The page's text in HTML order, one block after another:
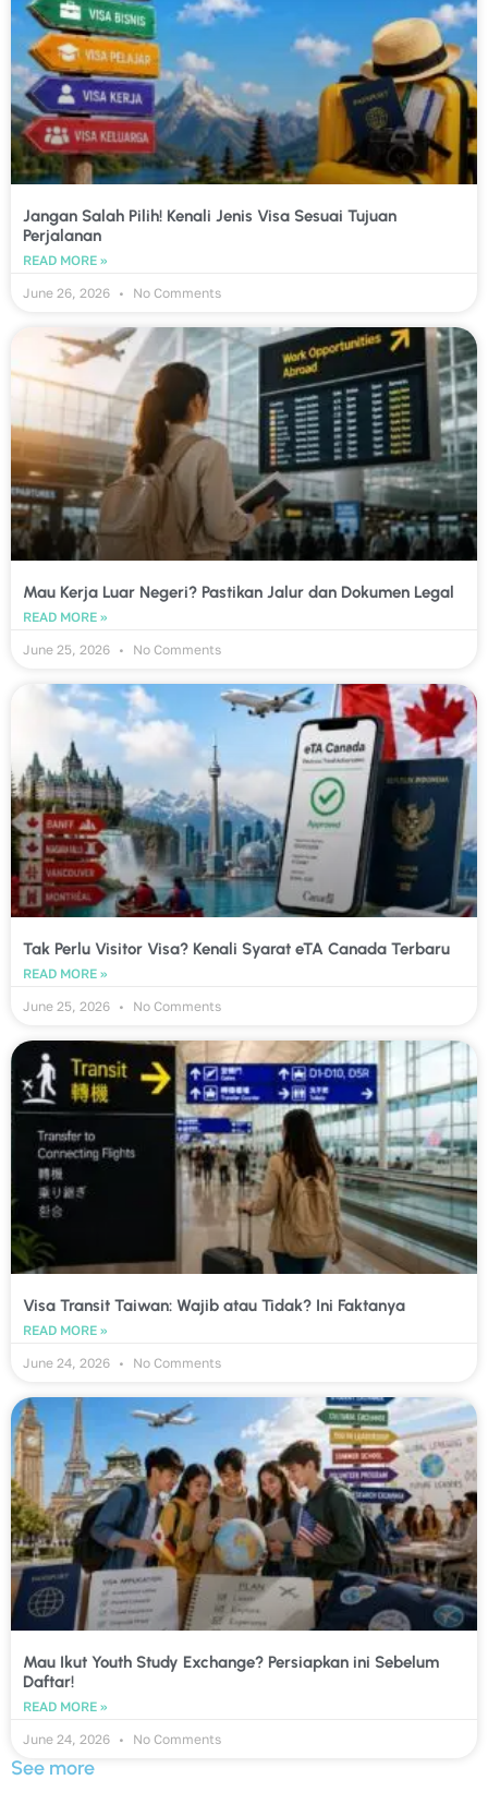
Jangan Salah Pilih! Kenali Jenis Visa Sesuai Tujuan
Perjalanan
READ MORE »
June 26, 2026
No Comments
Mau Kerja Luar Negeri? Pastikan Jalur dan Dokumen Legal
READ MORE »
June 25, 2026
No Comments
Tak Perlu Visitor Visa? Kenali Syarat eTA Canada Terbaru
READ MORE »
June 25, 2026
No Comments
Visa Transit Taiwan: Wajib atau Tidak? Ini Faktanya
READ MORE »
June 24, 2026
No Comments
Mau Ikut Youth Study Exchange? Persiapkan ini Sebelum
Daftar!
READ MORE »
June 24, 2026
No Comments
See more